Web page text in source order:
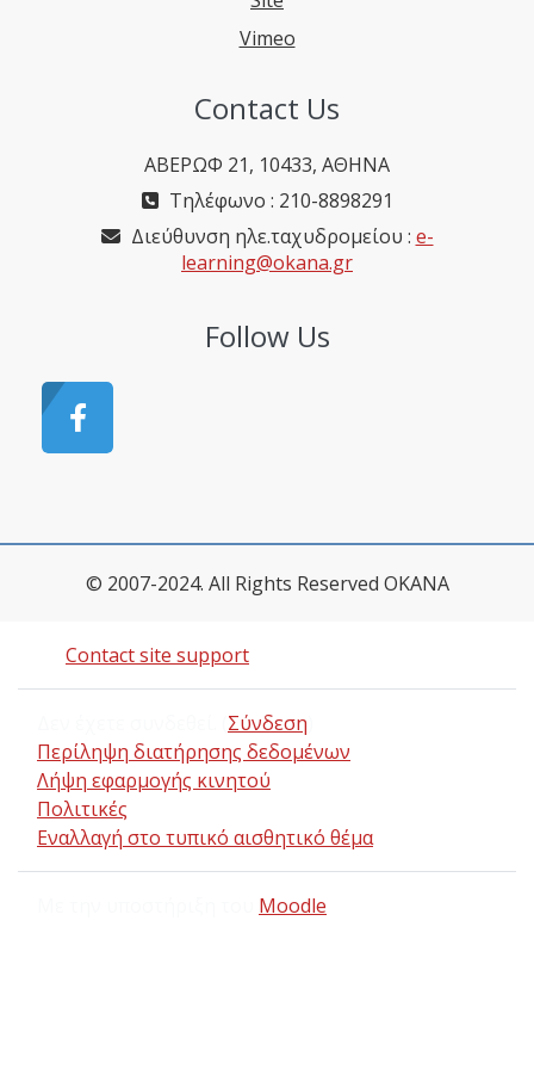
Vimeo
Contact Us
ΑΒΕΡΩΦ 21, 10433, ΑΘΗΝΑ
Τηλέφωνο : 210-8898291
Διεύθυνση ηλε.ταχυδρομείου : e-
learning@okana.gr
Follow Us
© 2007-2024. All Rights Reserved OKANA
Contact site support
Σύνδεση
Περίληψη διατήρησης δεδομένων
Λήψη εφαρμογής κινητού
Πολιτικές
Εναλλαγή στο τυπικό αισθητικό θέμα
Moodle